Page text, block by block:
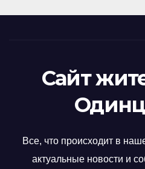
Сайт
Все, что происходит в
актуальные новости и